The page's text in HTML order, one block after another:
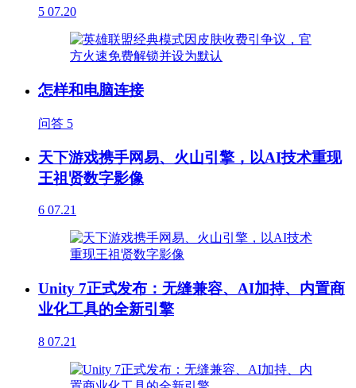
5 07.20
怎样和电脑连接
问答 5
天下游戏携手网易、火山引擎，以AI技术重现
王祖贤数字影像
6 07.21
Unity 7正式发布：无缝兼容、AI加持、内置商
业化工具的全新引擎
8 07.21